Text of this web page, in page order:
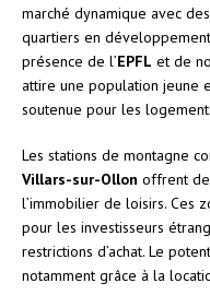
marché dynamique avec
quartiers en
présence de l’EPFL et de
attire une population jeune
soutenue pour les
Les stations de montagne
Villars-sur-Ollon offrent
l’immobilier de loisirs. Ces
pour les investisseurs
restrictions d’achat. Le
notamment grâce à la